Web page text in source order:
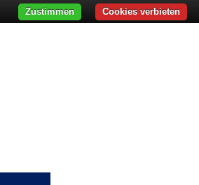
Cookies verbieten
Zustimmen